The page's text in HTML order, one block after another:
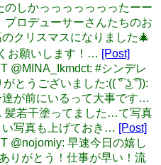
のしかっっっっっっったーー
プロデューサーさんたちのお
クリスマスになりました🎄
お願いします！… [Post]
@MINA_Ikmdct: #シンデレ
とうございました:(( ͡° ͜ʖ ͡°)):
が前にいるって大事です…
若干塗ってました…て写真
写真も上げておき… [Post]
@nojomiy: 早速今日の嬉し
りがとう！仕事が早い！流